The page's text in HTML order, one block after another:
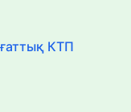
КТП